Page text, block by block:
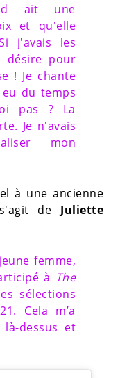
ait une
et qu'elle
j'avais les
désire pour
! Je chante
du temps
pas ? La
Je n'avais
mon
à une ancienne
de Juliette
femme,
à The
sélections
Cela m’a
dessus et